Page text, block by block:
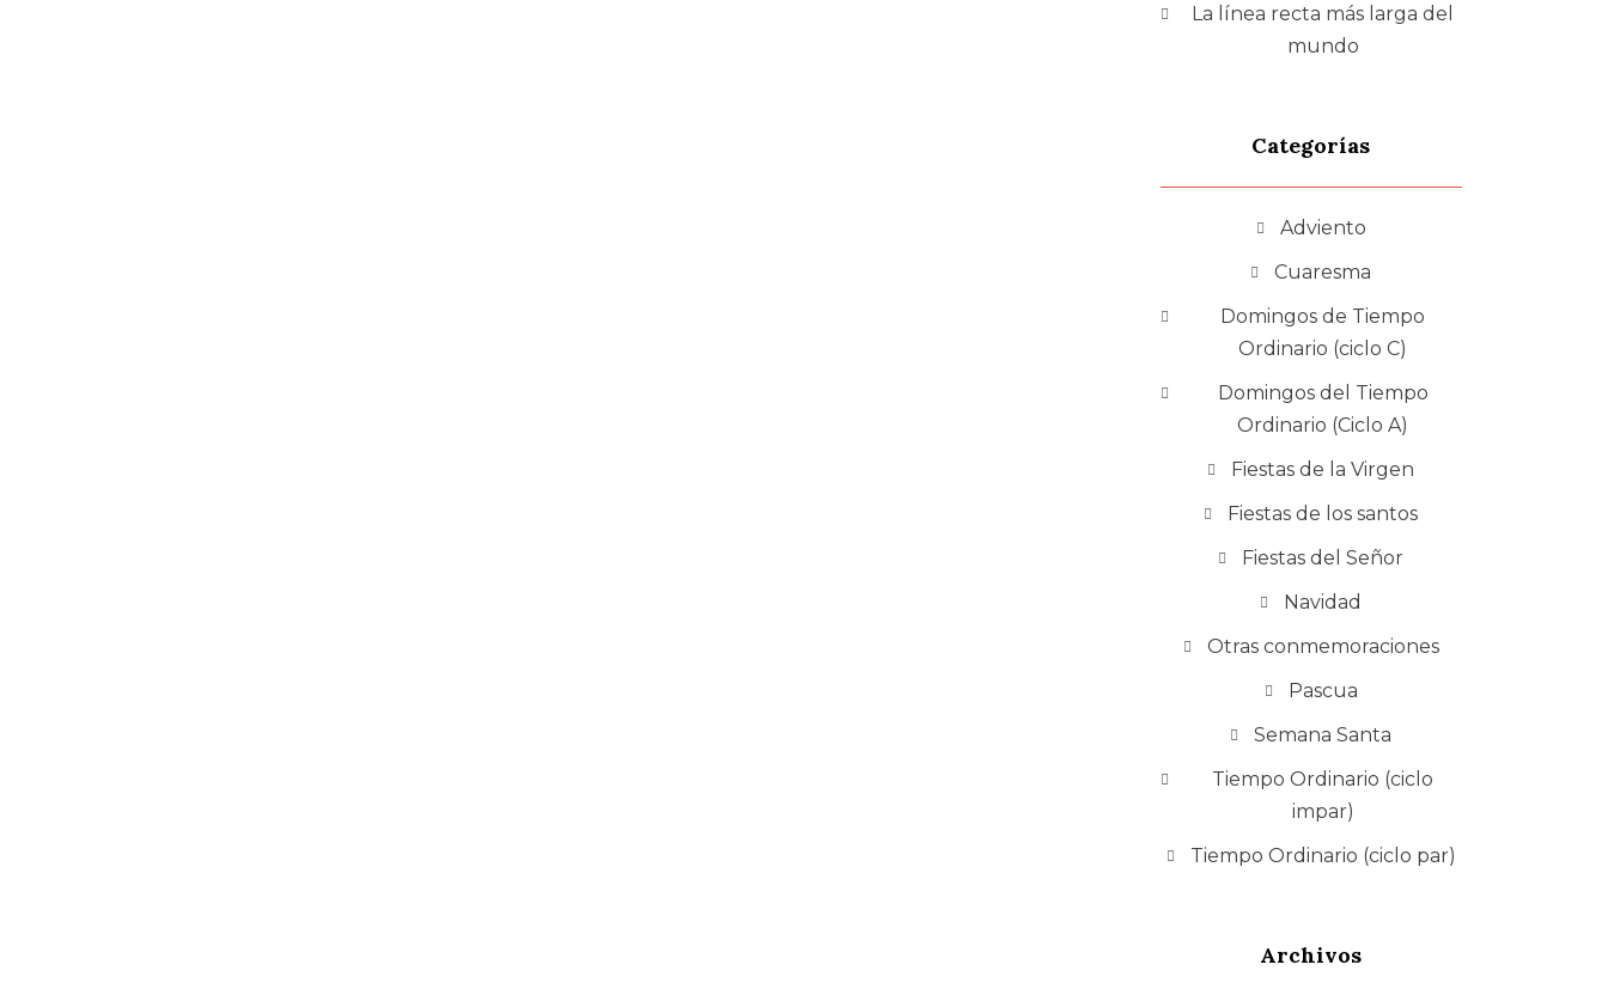
La línea recta más larga del
mundo
Categorías
Adviento
Cuaresma
Domingos de Tiempo
Ordinario (ciclo C)
Domingos del Tiempo
Ordinario (Ciclo A)
Fiestas de la Virgen
Fiestas de los santos
Fiestas del Señor
Navidad
Otras conmemoraciones
Pascua
Semana Santa
Tiempo Ordinario (ciclo
impar)
Tiempo Ordinario (ciclo par)
Archivos